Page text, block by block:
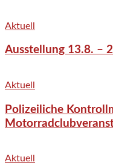
Aktuell
Ausstellung 13.8. –
Aktuell
Polizeiliche
Aktuell